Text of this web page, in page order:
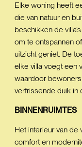
Elke woning heeft
die van natuur en
beschikken de
om te ontspannen
uitzicht geniet. De
elke villa voegt een
waardoor
verfrissende duik in
BINNENRUIMTES
Het interieur van de
comfort en